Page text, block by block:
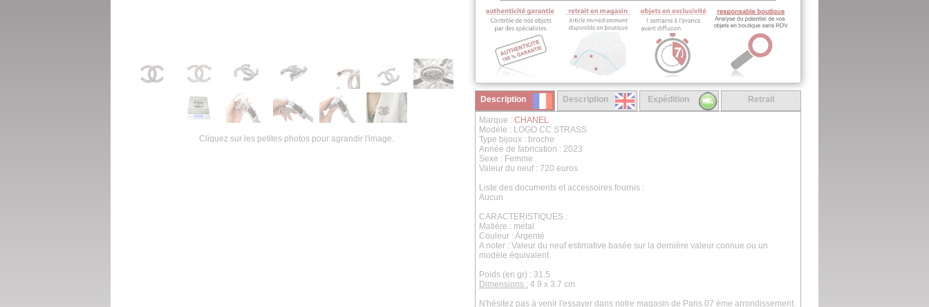
Cliquez sur les petites photos pour agrandir l'image.
Description Description Expédition Retrait
Marque : CHANEL
Modèle : LOGO CC STRASS
Type bijoux : broche
Année de fabrication : 2023
Sexe : Femme
Valeur du neuf : 720 euros
Liste des documents et accessoires fournis :
Aucun
CARACTERISTIQUES :
Matière : métal
Couleur : Argenté
A noter : Valeur du neuf estimative basée sur la dernière valeur connue ou un
modèle équivalent
Poids (en gr) : 31.5
Dimensions : 4.9 x 3.7 cm
N'hésitez pas à venir l'essayer dans notre magasin de Paris 07 ème arrondissement.